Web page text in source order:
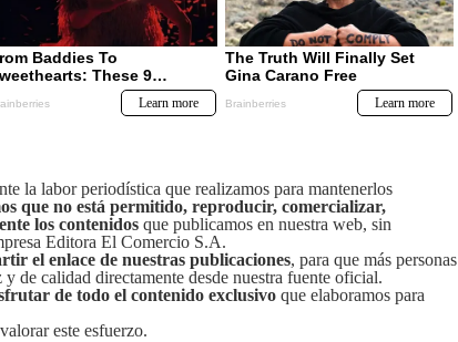
la labor periodística que realizamos para mantenerlos
que no está permitido, reproducir, comercializar,
los contenidos que publicamos en nuestra web, sin
Editora El Comercio S.A.
el enlace de nuestras publicaciones, para que más personas
de calidad directamente desde nuestra fuente oficial.
de todo el contenido exclusivo que elaboramos para
este esfuerzo.